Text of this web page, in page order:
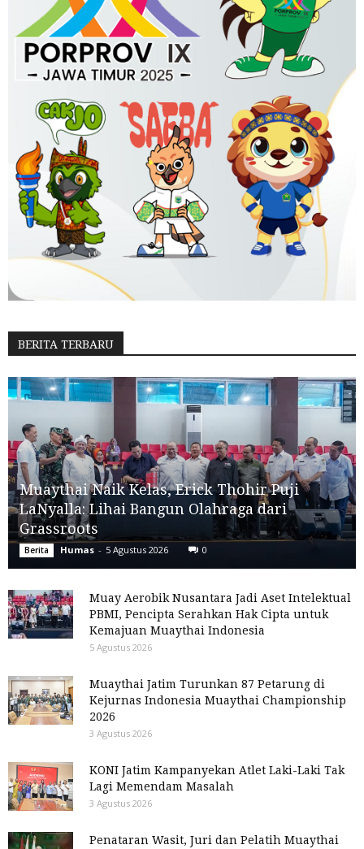
BERITA TERBARU
Muaythai Naik Kelas, Erick Thohir Puji
LaNyalla: Lihai Bangun Olahraga dari
Grassroots
Berita Humas - 5 Agustus 2026 0
Muay Aerobik Nusantara Jadi Aset Intelektual
PBMI, Pencipta Serahkan Hak Cipta untuk
Kemajuan Muaythai Indonesia
5 Agustus 2026
Muaythai Jatim Turunkan 87 Petarung di
Kejurnas Indonesia Muaythai Championship
2026
3 Agustus 2026
KONI Jatim Kampanyekan Atlet Laki-Laki Tak
Lagi Memendam Masalah
3 Agustus 2026
Penataran Wasit, Juri dan Pelatih Muaythai